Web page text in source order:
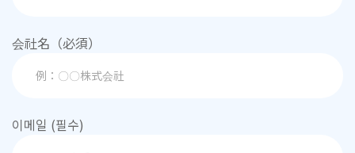
会社名（必須）
이메일 (필수)